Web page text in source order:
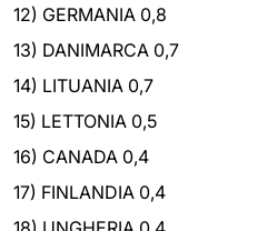
12) GERMANIA 0,8
13) DANIMARCA 0,7
14) LITUANIA 0,7
15) LETTONIA 0,5
16) CANADA 0,4
17) FINLANDIA 0,4